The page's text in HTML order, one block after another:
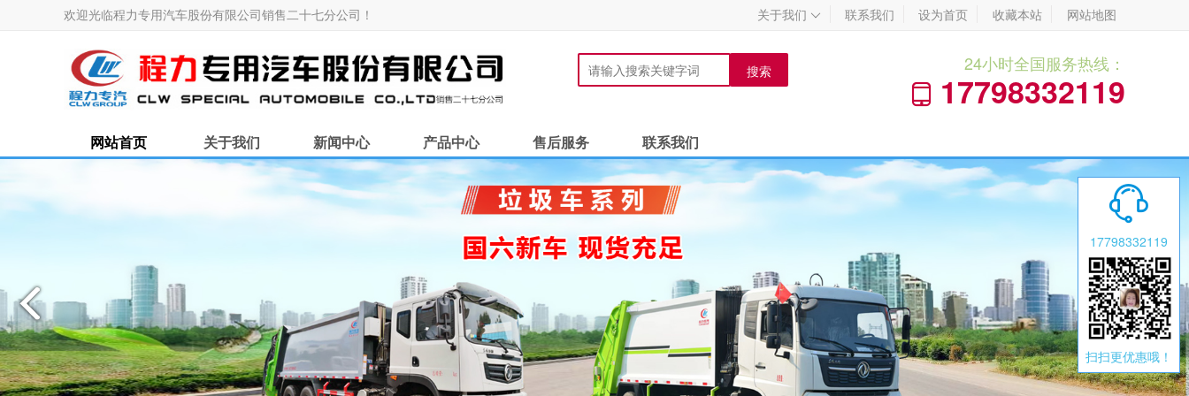
欢迎光临程力专用汽车股份有限公司销售二十七分公司！ 关于我们  联系我们 设为首页 收藏本站 网站地图
搜索
24小时全国服务热线：
 17798332119
网站首页 关于我们 新闻中心 产品中心 售后服务 联系我们

17798332119
扫扫更优惠哦！